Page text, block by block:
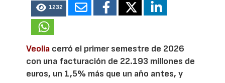
1232
Veolia cerró el primer semestre de 2026
con una facturación de 22.193 millones de
euros, un 1,5% más que un año antes, y